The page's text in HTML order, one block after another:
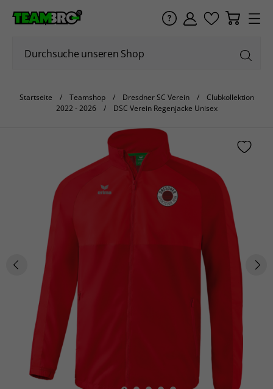
Startseite Teamshop Dresdner SC Verein
Clubkollektion
2022 - 2026
DSC Verein Regenjacke Unisex